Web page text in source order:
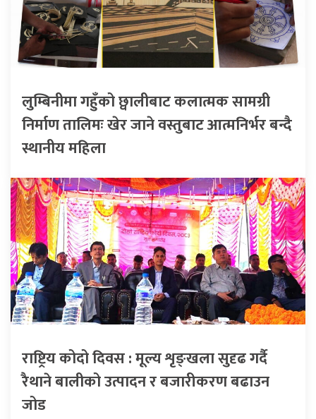
लुम्बिनीमा गहुँको छ्वालीबाट कलात्मक सामग्री
निर्माण तालिमः खेर जाने वस्तुबाट आत्मनिर्भर बन्दै
स्थानीय महिला
राष्ट्रिय कोदो दिवस : मूल्य शृङ्खला सुदृढ गर्दै
रैथाने बालीको उत्पादन र बजारीकरण बढाउन
जोड